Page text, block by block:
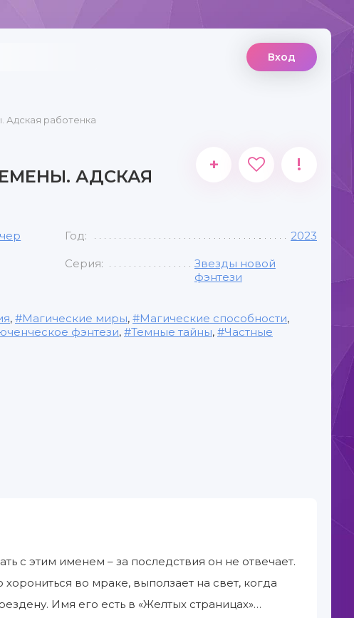
Вход
Адская работенка
АДСКАЯ
+ !
Год: 2023
Серия:
Звезды новой
фэнтези
, Магические миры, Магические способности,
фэнтези, Темные тайны,
Частные
с этим именем – за последствия он не отвечает.
во мраке, выползает на свет, когда
Имя его есть в «Желтых страницах»…